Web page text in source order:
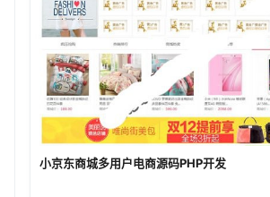
小京东商城多用户电商源码PHP开发